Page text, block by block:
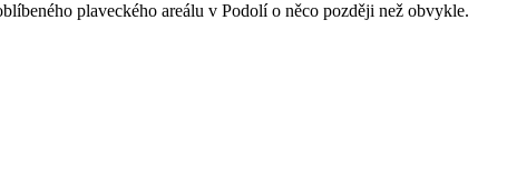
plaveckého areálu v Podolí o něco později než obvykle.